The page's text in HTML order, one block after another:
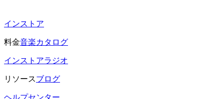
インストア
料金音楽カタログ
インストアラジオ
リソースブログ
ヘルプセンター